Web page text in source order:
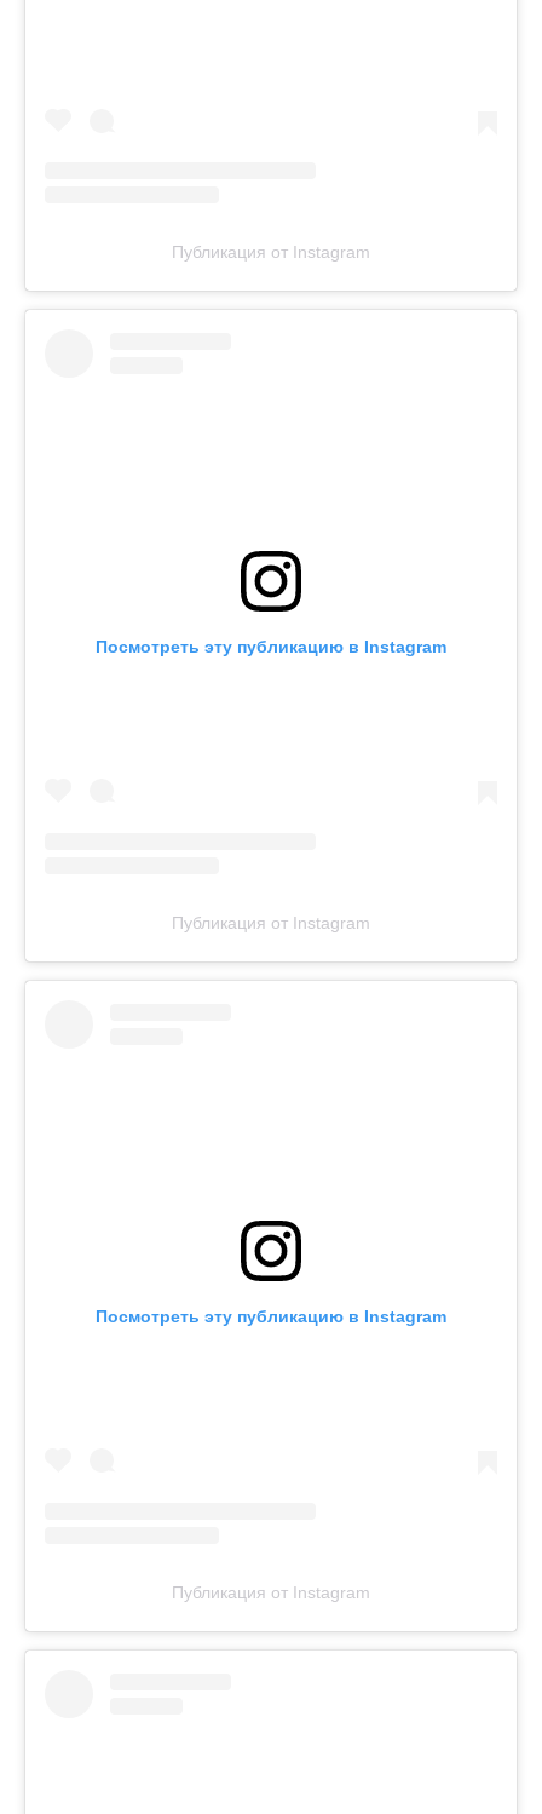
Публикация от Instagram
Посмотреть эту публикацию в Instagram
Публикация от Instagram
Посмотреть эту публикацию в Instagram
Публикация от Instagram